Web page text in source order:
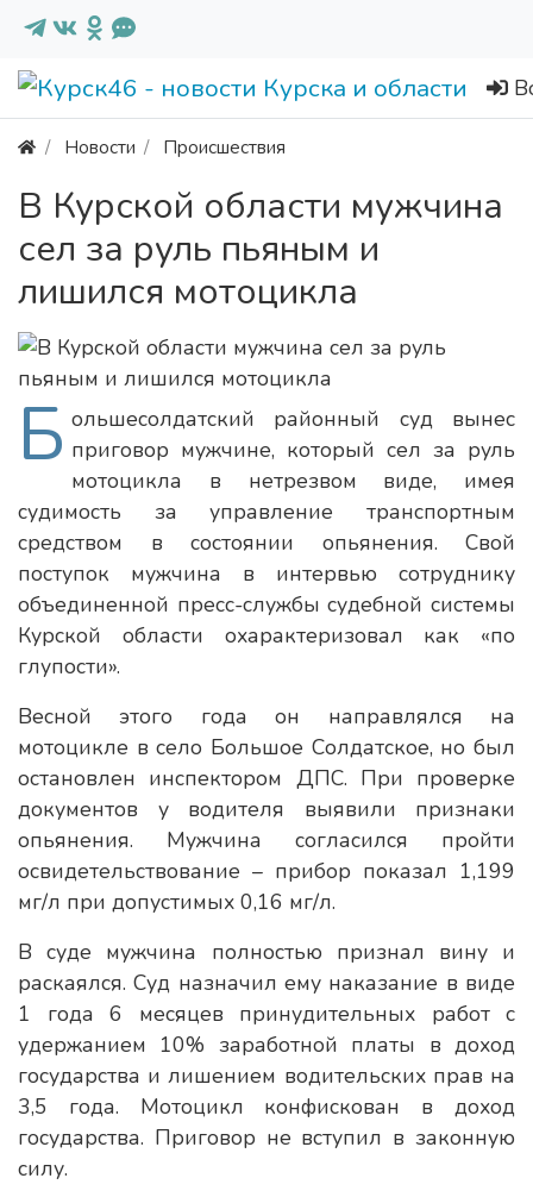
Новости Происшествия
В Курской области мужчина
сел за руль пьяным и
лишился мотоцикла
Б ольшесолдатский районный суд вынес
приговор мужчине, который сел за руль
мотоцикла в нетрезвом виде, имея
судимость за управление транспортным
средством в состоянии опьянения. Свой
поступок мужчина в интервью сотруднику
объединенной пресс-службы судебной системы
Курской области охарактеризовал как «по
глупости».
Весной этого года он направлялся на
мотоцикле в село Большое Солдатское, но был
остановлен инспектором ДПС. При проверке
документов у водителя выявили признаки
опьянения. Мужчина согласился пройти
освидетельствование – прибор показал 1,199
мг/л при допустимых 0,16 мг/л.
В суде мужчина полностью признал вину и
раскаялся. Суд назначил ему наказание в виде
1 года 6 месяцев принудительных работ с
удержанием 10% заработной платы в доход
государства и лишением водительских прав на
3,5 года. Мотоцикл конфискован в доход
государства. Приговор не вступил в законную
силу.